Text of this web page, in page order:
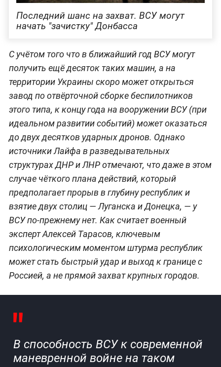
Последний шанс на захват. ВСУ могут
начать "зачистку" Донбасса
С учётом того что в ближайший год ВСУ могут
получить ещё десяток таких машин, а на
территории Украины скоро может открыться
завод по отвёрточной сборке беспилотников
этого типа, к концу года на вооружении ВСУ (при
идеальном развитии событий) может оказаться
до двух десятков ударных дронов. Однако
источники Лайфа в разведывательных
структурах ДНР и ЛНР отмечают, что даже в этом
случае чёткого плана действий, который
предполагает прорыв в глубину республик и
взятие двух столиц — Луганска и Донецка, — у
ВСУ по-прежнему нет. Как считает военный
эксперт Алексей Тарасов, ключевым
психологическим моментом штурма республик
может стать быстрый удар и выход к границе с
Россией, а не прямой захват крупных городов.
В способность ВСУ к современной
маневренной войне на таком